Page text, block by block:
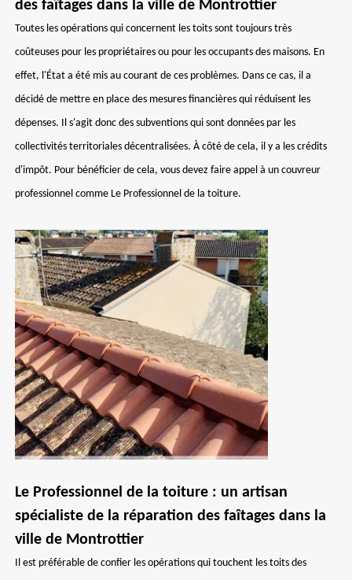
des faîtages dans la ville de Montrottier
Toutes les opérations qui concernent les toits sont toujours très
coûteuses pour les propriétaires ou pour les occupants des maisons. En
effet, l'État a été mis au courant de ces problèmes. Dans ce cas, il a
décidé de mettre en place des mesures financières qui réduisent les
dépenses. Il s'agit donc des subventions qui sont données par les
collectivités territoriales décentralisées. À côté de cela, il y a les crédits
d'impôt. Pour bénéficier de cela, vous devez faire appel à un couvreur
professionnel comme Le Professionnel de la toiture.
Le Professionnel de la toiture : un artisan
spécialiste de la réparation des faîtages dans la
ville de Montrottier
Il est préférable de confier les opérations qui touchent les toits des